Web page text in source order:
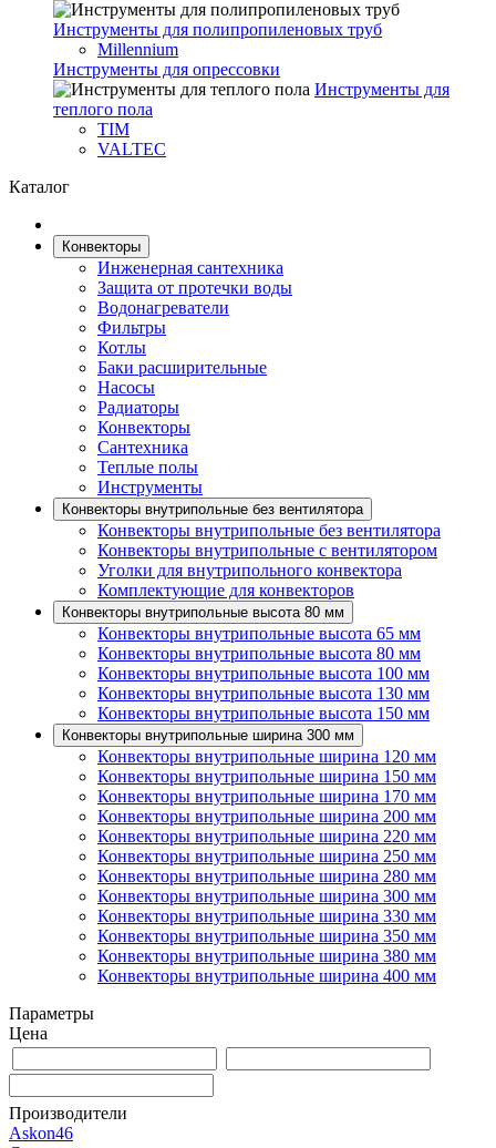
Инструменты для полипропиленовых труб
Millennium
Инструменты для опрессовки
Инструменты для
теплого пола
TIM
VALTEC
Каталог
Конвекторы
Инженерная сантехника
Защита от протечки воды
Водонагреватели
Фильтры
Котлы
Баки расширительные
Насосы
Радиаторы
Конвекторы
Сантехника
Теплые полы
Инструменты
Конвекторы внутрипольные без вентилятора
Конвекторы внутрипольные без вентилятора
Конвекторы внутрипольные с вентилятором
Уголки для внутрипольного конвектора
Комплектующие для конвекторов
Конвекторы внутрипольные высота 80 мм
Конвекторы внутрипольные высота 65 мм
Конвекторы внутрипольные высота 80 мм
Конвекторы внутрипольные высота 100 мм
Конвекторы внутрипольные высота 130 мм
Конвекторы внутрипольные высота 150 мм
Конвекторы внутрипольные ширина 300 мм
Конвекторы внутрипольные ширина 120 мм
Конвекторы внутрипольные ширина 150 мм
Конвекторы внутрипольные ширина 170 мм
Конвекторы внутрипольные ширина 200 мм
Конвекторы внутрипольные ширина 220 мм
Конвекторы внутрипольные ширина 250 мм
Конвекторы внутрипольные ширина 280 мм
Конвекторы внутрипольные ширина 300 мм
Конвекторы внутрипольные ширина 330 мм
Конвекторы внутрипольные ширина 350 мм
Конвекторы внутрипольные ширина 380 мм
Конвекторы внутрипольные ширина 400 мм
Параметры
Цена
Производители
Askon46